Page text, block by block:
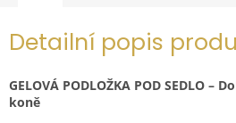
Detailní popis
GELOVÁ PODLOŽKA POD SEDLO –
koně